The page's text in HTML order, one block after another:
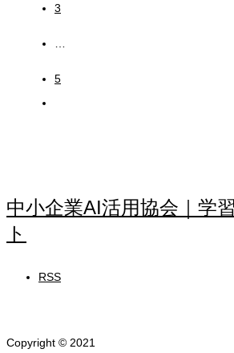
3
5
中小企業AI活用協会｜学
ト
RSS
Copyright © 2021